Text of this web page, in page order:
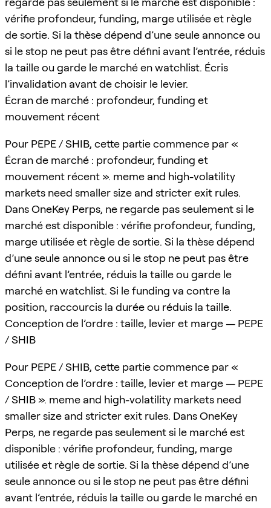
vérifie profondeur, funding, marge utilisée et règle
de sortie. Si la thèse dépend d’une seule annonce ou
si le stop ne peut pas être défini avant l’entrée, réduis
la taille ou garde le marché en watchlist. Écris
l’invalidation avant de choisir le levier.
Écran de marché : profondeur, funding et
mouvement récent
Pour PEPE / SHIB, cette partie commence par «
Écran de marché : profondeur, funding et
mouvement récent ». meme and high-volatility
markets need smaller size and stricter exit rules.
Dans OneKey Perps, ne regarde pas seulement si le
marché est disponible : vérifie profondeur, funding,
marge utilisée et règle de sortie. Si la thèse dépend
d’une seule annonce ou si le stop ne peut pas être
défini avant l’entrée, réduis la taille ou garde le
marché en watchlist. Si le funding va contre la
position, raccourcis la durée ou réduis la taille.
Conception de l’ordre : taille, levier et marge — PEPE
/ SHIB
Pour PEPE / SHIB, cette partie commence par «
Conception de l’ordre : taille, levier et marge — PEPE
/ SHIB ». meme and high-volatility markets need
smaller size and stricter exit rules. Dans OneKey
Perps, ne regarde pas seulement si le marché est
disponible : vérifie profondeur, funding, marge
utilisée et règle de sortie. Si la thèse dépend d’une
seule annonce ou si le stop ne peut pas être défini
avant l’entrée, réduis la taille ou garde le marché en